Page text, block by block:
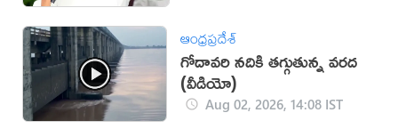
ఆంధ్రప్రదేశ్
గోదావరి నదికి తగ్గుతున్న వరద
(వీడియో)
Aug 02, 2026, 14:08 IST